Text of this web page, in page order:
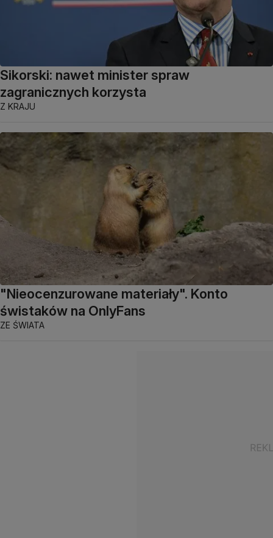
Sikorski: nawet minister spraw
zagranicznych korzysta
Z KRAJU
"Nieocenzurowane materiały". Konto
świstaków na OnlyFans
ZE ŚWIATA